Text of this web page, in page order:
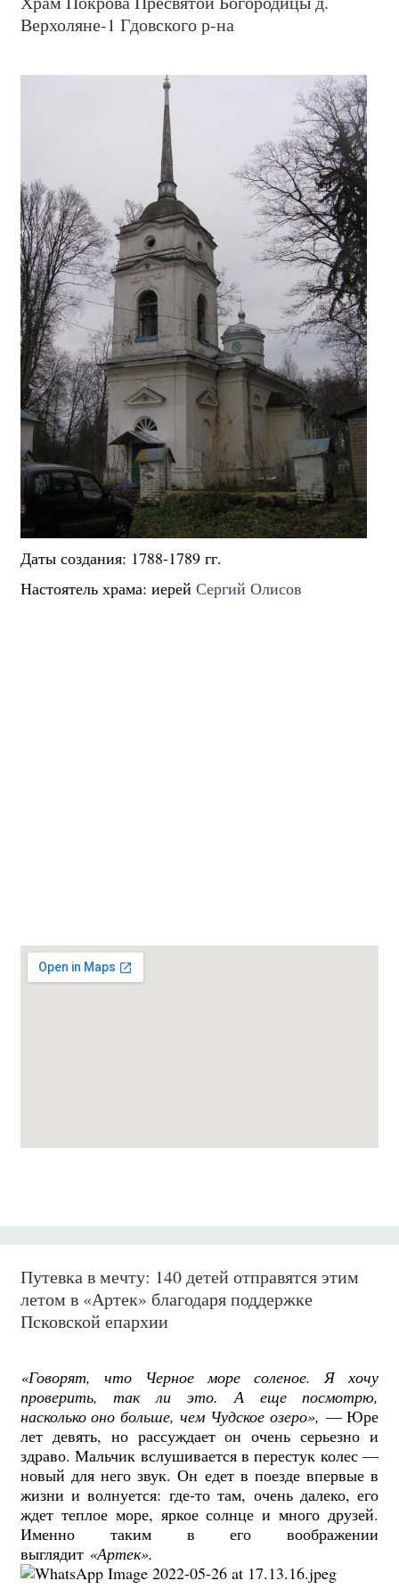
Верхоляне-1 Гдовского р-на
Даты создания: 1788-1789 гг.
Настоятель храма: иерей Сергий Олисов
Путевка в мечту: 140 детей отправятся этим
летом в «Артек» благодаря поддержке
Псковской епархии
«Говорят, что Черное море соленое. Я хочу
проверить, так ли это. А еще посмотрю,
насколько оно больше, чем Чудское озеро», — Юре
лет девять, но рассуждает он очень серьезно и
здраво. Мальчик вслушивается в перестук колес —
новый для него звук. Он едет в поезде впервые в
жизни и волнуется: где-то там, очень далеко, его
ждет теплое море, яркое солнце и много друзей.
Именно таким в его воображении
выглядит «Артек».